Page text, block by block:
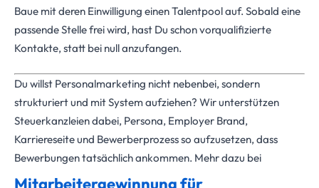
Baue mit deren Einwilligung einen Talentpool auf. Sobald eine
passende Stelle frei wird, hast Du schon vorqualifizierte
Kontakte, statt bei null anzufangen.
Du willst Personalmarketing nicht nebenbei, sondern
strukturiert und mit System aufziehen? Wir unterstützen
Steuerkanzleien dabei, Persona, Employer Brand,
Karriereseite und Bewerberprozess so aufzusetzen, dass
Bewerbungen tatsächlich ankommen. Mehr dazu bei
Mitarbeitergewinnung für